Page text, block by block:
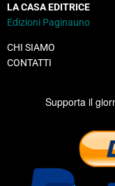
LA CASA EDITRICE
Edizioni Paginauno
CHI SIAMO
CONTATTI
Supporta il